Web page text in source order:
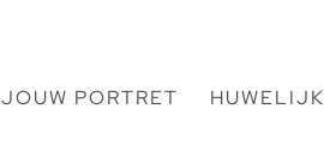
JOUW PORTRET HUWELIJK